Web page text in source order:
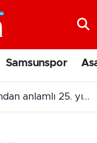
Samsunspor
öğrencilere destek